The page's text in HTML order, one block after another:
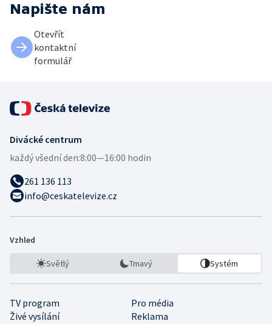
Napište nám
Otevřít
kontaktní
formulář
Divácké centrum
každý všední den:8:00—16:00 hodin
261 136 113
info@ceskatelevize.cz
Vzhled
Světlý Tmavý Systém
TV program
Pro média
Živé vysílání
Reklama